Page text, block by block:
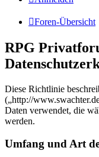
Foren-Übersicht
RPG
Diese Richtlinie
(„http://
Daten verwendet, die
werden.
Umfang und Art